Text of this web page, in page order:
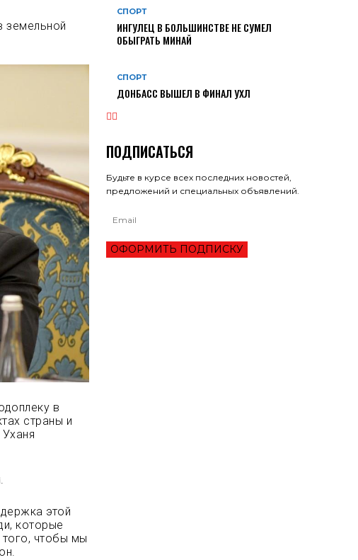
земельной
в
страны и
этой
которые
того, чтобы мы
СПОРТ
ИНГУЛЕЦ В БОЛЬШИНСТВЕ НЕ СУМЕЛ
ОБЫГРАТЬ МИНАЙ
СПОРТ
ДОНБАСС ВЫШЕЛ В ФИНАЛ УХЛ
ПОДПИСАТЬСЯ
Будьте в курсе всех последних новостей,
предложений и специальных объявлений.
ОФОРМИТЬ ПОДПИСКУ